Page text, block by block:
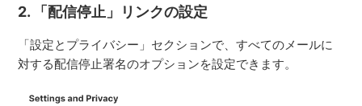
2. 「配信停止」リンクの設定
「設定とプライバシー」セクションで、すべてのメールに
対する配信停止署名のオプションを設定できます。